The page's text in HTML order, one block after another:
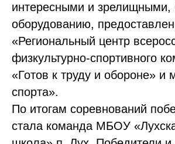
интересными и зрелищными,
оборудованию,
«Региональный центр
физкультурно-спортивного
«Готов к труду и обороне» и
спорта».
По итогам соревнований
стала команда МБОУ